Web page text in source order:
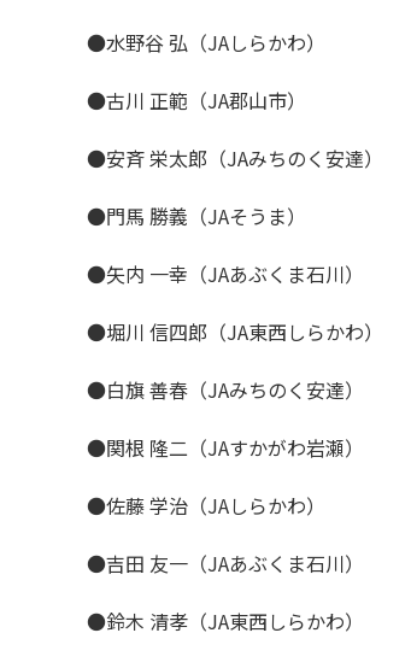
●水野谷 弘（JAしらかわ）
●古川 正範（JA郡山市）
●安斉 栄太郎（JAみちのく安達）
●門馬 勝義（JAそうま）
●矢内 一幸（JAあぶくま石川）
●堀川 信四郎（JA東西しらかわ）
●白旗 善春（JAみちのく安達）
●関根 隆二（JAすかがわ岩瀬）
●佐藤 学治（JAしらかわ）
●吉田 友一（JAあぶくま石川）
●鈴木 清孝（JA東西しらかわ）